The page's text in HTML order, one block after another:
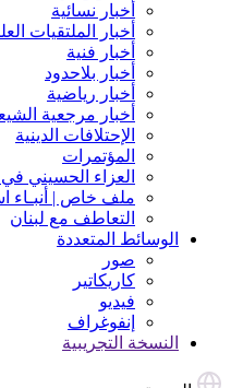
أخبار نسائیة
أخبار الملتقيات
أخبار فنیة
أخبار بلاحدود
أخبار رياضية
أخبار مرجعیة
الإحتلافات الدينية
المؤتمرات
العزاء الحسيني في
ملف خاص | أنبـاء
التعاطف مع لبنان
الوسائط المتعددة
صور
کاریکاتیر
فیدیو
إنفوغراف
النسخة التجريبية